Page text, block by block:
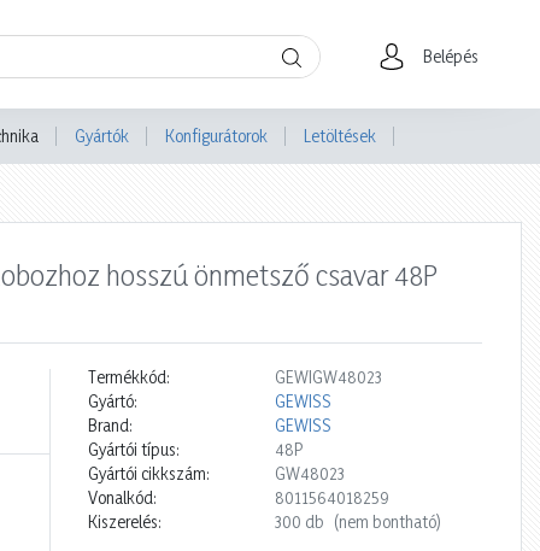
Belépés
Gyártók Konfigurátorok Letöltések
hosszú önmetsző csavar 48P
Termékkód:
GEWIGW48023
Gyártó:
GEWISS
Brand:
GEWISS
Gyártói típus:
48P
Gyártói cikkszám:
GW48023
Vonalkód:
8011564018259
Kiszerelés:
300 db (nem bontható)